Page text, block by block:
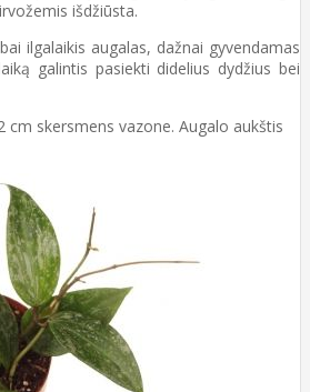
išdžiūsta.
ilgalaikis augalas, dažnai gyvendamas
galintis pasiekti didelius dydžius bei
cm skersmens vazone. Augalo aukštis